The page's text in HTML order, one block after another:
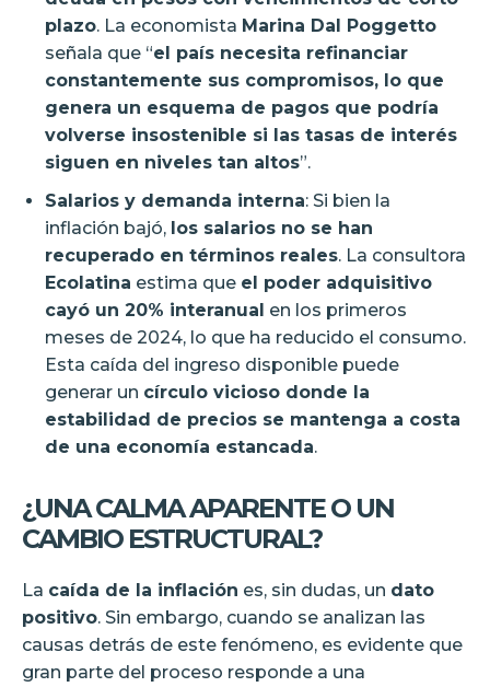
plazo. La economista Marina Dal Poggetto
señala que “el país necesita refinanciar
constantemente sus compromisos, lo que
genera un esquema de pagos que podría
volverse insostenible si las tasas de interés
siguen en niveles tan altos”.
Salarios y demanda interna: Si bien la
inflación bajó, los salarios no se han
recuperado en términos reales. La consultora
Ecolatina estima que el poder adquisitivo
cayó un 20% interanual en los primeros
meses de 2024, lo que ha reducido el consumo.
Esta caída del ingreso disponible puede
generar un círculo vicioso donde la
estabilidad de precios se mantenga a costa
de una economía estancada.
¿UNA CALMA APARENTE O UN
CAMBIO ESTRUCTURAL?
La caída de la inflación es, sin dudas, un dato
positivo. Sin embargo, cuando se analizan las
causas detrás de este fenómeno, es evidente que
gran parte del proceso responde a una